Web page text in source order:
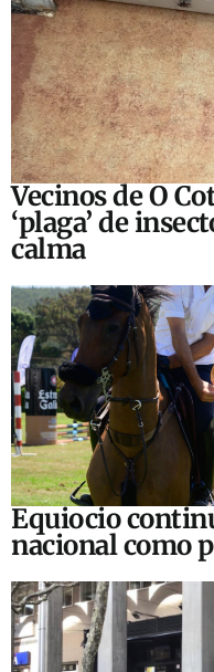
Vecinos de O
‘plaga’ de
calma
Equiocio
nacional como